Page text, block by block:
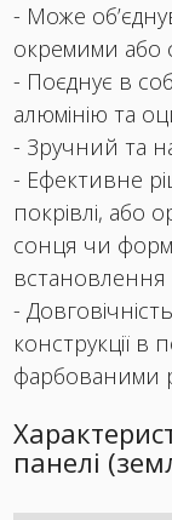
- Може
окремими або
- Поєднує в
алюмінію та
- Зручний та
- Ефективне
покрівлі, або
сонця чи
-
конструкції в
фарбованими
панелі